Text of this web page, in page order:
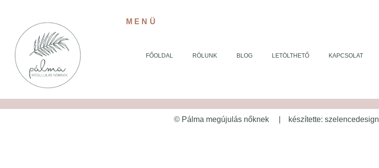
MENÜ
FŐOLDAL RÓLUNK BLOG LETÖLTHETŐ KAPCSOLAT
© Pálma megújulás nőknek | készítette: szelencedesign